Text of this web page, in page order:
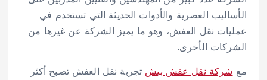
الأساليب العصرية والأدوات الحديثة التي تستخدم في
عمليات نقل العفش، وهو ما يميز الشركة عن غيرها من
الشركات الأخرى.
مع شركة نقل عفش بيش تجربة نقل العفش تصبح أكثر